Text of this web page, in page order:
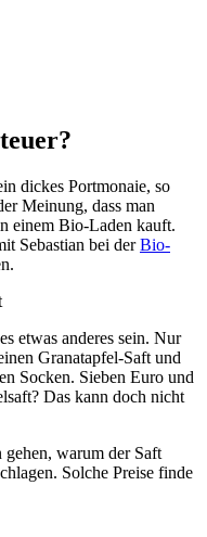
dickes Portmonaie, so
Meinung, dass man
einem Bio-Laden kauft.
Sebastian bei derBio-
etwas anderes sein. Nur
Granatapfel-Saft und
Socken. Sieben Euro und
Das kann doch nicht
warum der Saft
Solche Preise finde